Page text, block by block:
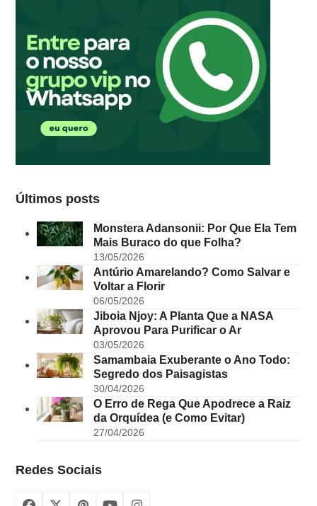
Últimos posts
Monstera Adansonii: Por Que Ela Tem
Mais Buraco do que Folha?
13/05/2026
Antúrio Amarelando? Como Salvar e
Voltar a Florir
06/05/2026
Jiboia Njoy: A Planta Que a NASA
Aprovou Para Purificar o Ar
03/05/2026
Samambaia Exuberante o Ano Todo:
Segredo dos Paisagistas
30/04/2026
O Erro de Rega Que Apodrece a Raiz
da Orquídea (e Como Evitar)
27/04/2026
Redes Sociais